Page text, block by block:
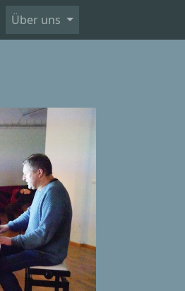
Über uns